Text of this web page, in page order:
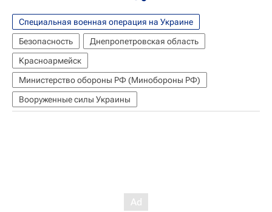
Специальная военная операция на Украине
Безопасность
Днепропетровская область
Красноармейск
Министерство обороны РФ (Минобороны РФ)
Вооруженные силы Украины